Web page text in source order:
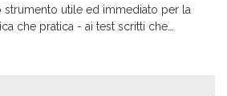
strumento utile ed immediato per la
che pratica - ai test scritti che…